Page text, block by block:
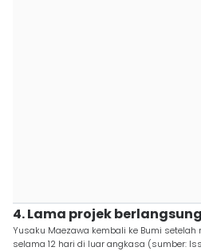
4. Lama projek berlangsung
Yusaku Maezawa kembali ke Bumi
selama 12 hari di luar angkasa (sumber: